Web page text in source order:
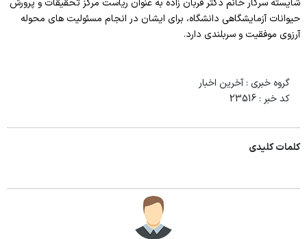
شایسته سرکار خانم دکتر قربان زاده به عنوان ریاست مرکز تحقیقات و پرورش
حیوانات آزمایشگاهی دانشگاه، برای ایشان در انجام مسئولیت های محوله
آرزوی موفقیت و سربلندی دارد.
گروه خبری : آخرین اخبار
کد خبر : 23516
کلمات کلیدی